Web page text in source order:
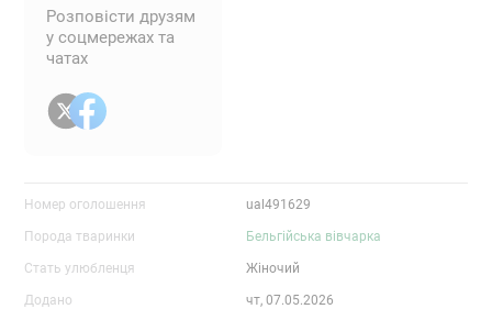
Розповісти друзям
у соцмережах та
чатах
Номер оголошення ual491629
Порода тваринки Бельгійська вівчарка
Стать улюбленця Жіночий
Додано чт, 07.05.2026